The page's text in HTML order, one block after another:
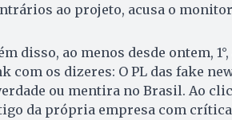
ao projeto, acusa o
disso, ao menos desde ontem,
com os dizeres: O PL das fake
ou mentira no Brasil. Ao
da própria empresa com